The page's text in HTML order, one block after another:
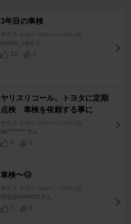
3年目の車検
ヤリス [KSP2 / MXPA1 / GXPA1系]
charlie_carさん
13
0
ヤリスリコール。トヨタに定期
点検 車検を依頼する事に
ヤリス [KSP2 / MXPA1 / GXPA1系]
zki********さん
4
0
車検〜😑
ヤリス [KSP2 / MXPA1 / GXPA1系]
玲志@MXPA10さん
7
0